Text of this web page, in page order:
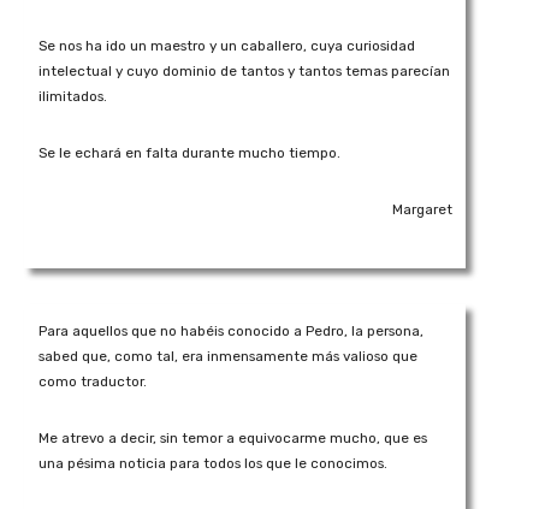
Se nos ha ido un maestro y un caballero, cuya curiosidad
intelectual y cuyo dominio de tantos y tantos temas parecían
ilimitados.
Se le echará en falta durante mucho tiempo.
Margaret
Para aquellos que no habéis conocido a Pedro, la persona,
sabed que, como tal, era inmensamente más valioso que
como traductor.
Me atrevo a decir, sin temor a equivocarme mucho, que es
una pésima noticia para todos los que le conocimos.